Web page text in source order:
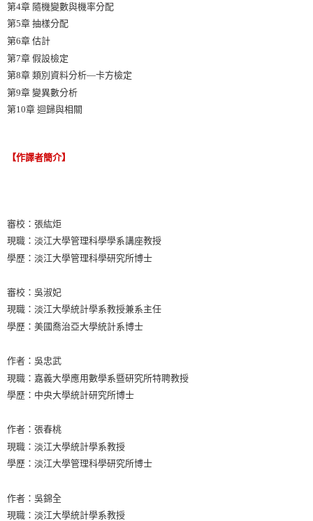
第4章 隨機變數與機率分配
第5章 抽樣分配
第6章 估計
第7章 假設檢定
第8章 類別資料分析―卡方檢定
第9章 變異數分析
第10章 迴歸與相關
【作譯者簡介】
審校：張紘炬
現職：淡江大學管理科學學系講座教授
學歷：淡江大學管理科學研究所博士
審校：吳淑妃
現職：淡江大學統計學系教授兼系主任
學歷：美國喬治亞大學統計系博士
作者：吳忠武
現職：嘉義大學應用數學系暨研究所特聘教授
學歷：中央大學統計研究所博士
作者：張春桃
現職：淡江大學統計學系教授
學歷：淡江大學管理科學研究所博士
作者：吳錦全
現職：淡江大學統計學系教授